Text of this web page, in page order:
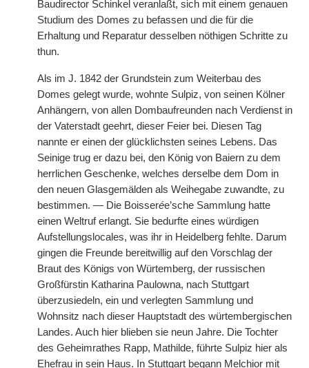
Baudirector Schinkel veranlaßt, sich mit einem genauen
Studium des Domes zu befassen und die für die
Erhaltung und Reparatur desselben nöthigen Schritte zu
thun.
Als im J. 1842 der Grundstein zum Weiterbau des
Domes gelegt wurde, wohnte Sulpiz, von seinen Kölner
Anhängern, von allen Dombaufreunden nach Verdienst in
der Vaterstadt geehrt, dieser Feier bei. Diesen Tag
nannte er einen der glücklichsten seines Lebens. Das
Seinige trug er dazu bei, den König von Baiern zu dem
herrlichen Geschenke, welches derselbe dem Dom in
den neuen Glasgemälden als Weihegabe zuwandte, zu
bestimmen. — Die Boisserée’sche Sammlung hatte
einen Weltruf erlangt. Sie bedurfte eines würdigen
Aufstellungslocales, was ihr in Heidelberg fehlte. Darum
gingen die Freunde bereitwillig auf den Vorschlag der
Braut des Königs von Würtemberg, der russischen
Großfürstin Katharina Paulowna, nach Stuttgart
überzusiedeln, ein und verlegten Sammlung und
Wohnsitz nach dieser Hauptstadt des würtembergischen
Landes. Auch hier blieben sie neun Jahre. Die Tochter
des Geheimrathes Rapp, Mathilde, führte Sulpiz hier als
Ehefrau in sein Haus. In Stuttgart begann Melchior mit